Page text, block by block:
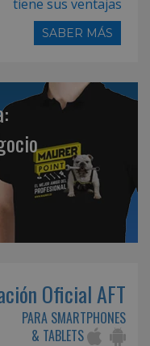
tiene sus ventajas
SABER MÁS
Oficial AFT
PARA SMARTPHONES
& TABLETS